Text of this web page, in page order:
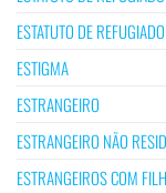
ESTATUTO DE
ESTIGMA
ESTRANGEIRO
ESTRANGEIRO NÃO
ESTRANGEIROS COM